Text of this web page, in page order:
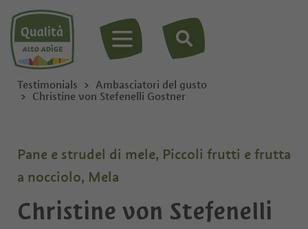
MENU
Testimonials
Ambasciatori del gusto
Christine von Stefenelli Gostner
Pane e strudel di mele, Piccoli frutti e frutta
a nocciolo, Mela
Christine von Stefenelli